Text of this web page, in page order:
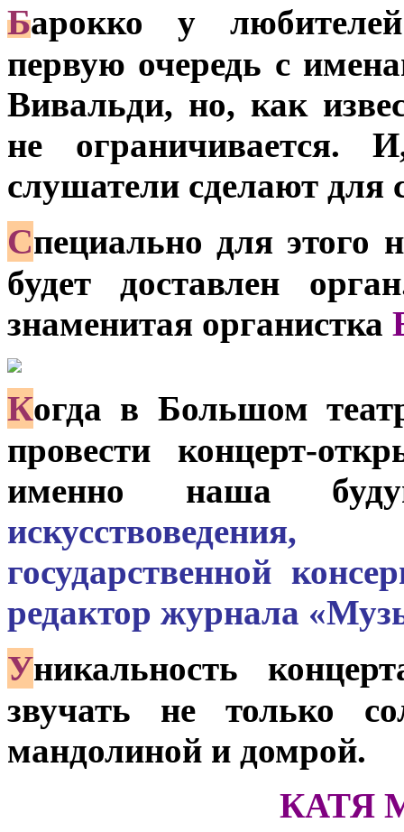
Барокко у
первую очередь с
Вивальди, но, как
не ограничивается.
слушатели сделают для
Специально для этого
будет доставлен
знаменитая органистка
Когда в Большом
провести концерт-
именно наша
государственной
редактор журнала
Уникальность
звучать не только
мандолиной и домрой.
КАТЯ